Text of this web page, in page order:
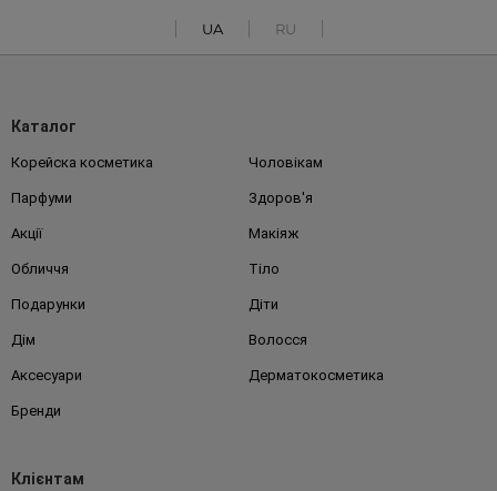
UA RU
Каталог
Корейска косметика Чоловікам
Парфуми Здоров'я
Акції Макіяж
Обличчя Тіло
Подарунки Діти
Дім Волосся
Аксесуари Дерматокосметика
Бренди
Клієнтам